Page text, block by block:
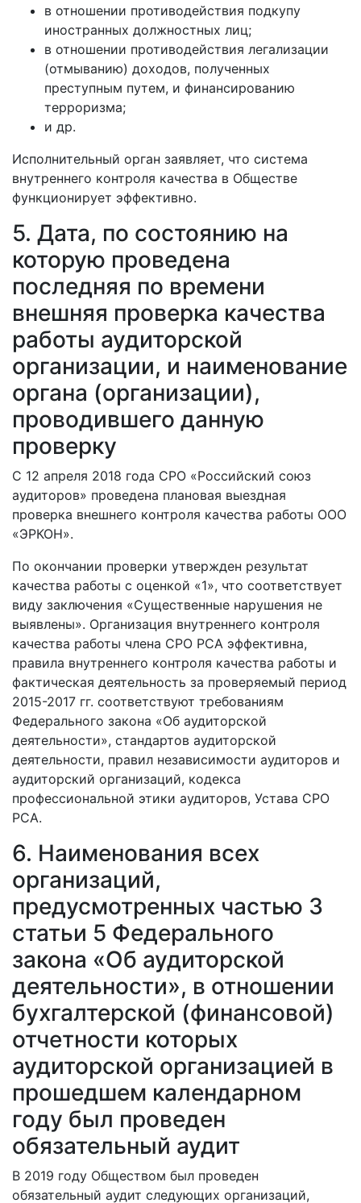
в отношении противодействия подкупу
иностранных должностных лиц;
в отношении противодействия легализации
(отмыванию) доходов, полученных
преступным путем, и финансированию
терроризма;
и др.
Исполнительный орган заявляет, что система
внутреннего контроля качества в Обществе
функционирует эффективно.
5. Дата, по состоянию на
которую проведена
последняя по времени
внешняя проверка качества
работы аудиторской
организации, и наименование
органа (организации),
проводившего данную
проверку
С 12 апреля 2018 года СРО «Российский союз
аудиторов» проведена плановая выездная
проверка внешнего контроля качества работы ООО
«ЭРКОН».
По окончании проверки утвержден результат
качества работы с оценкой «1», что соответствует
виду заключения «Существенные нарушения не
выявлены». Организация внутреннего контроля
качества работы члена СРО РСА эффективна,
правила внутреннего контроля качества работы и
фактическая деятельность за проверяемый период
2015-2017 гг. соответствуют требованиям
Федерального закона «Об аудиторской
деятельности», стандартов аудиторской
деятельности, правил независимости аудиторов и
аудиторский организаций, кодекса
профессиональной этики аудиторов, Устава СРО
РСА.
6. Наименования всех
организаций,
предусмотренных частью 3
статьи 5 Федерального
закона «Об аудиторской
деятельности», в отношении
бухгалтерской (финансовой)
отчетности которых
аудиторской организацией в
прошедшем календарном
году был проведен
обязательный аудит
В 2019 году Обществом был проведен
обязательный аудит следующих организаций,